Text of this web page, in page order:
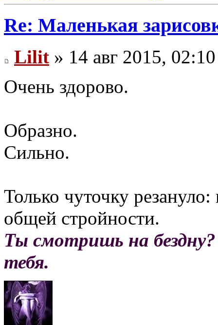
Re: Маленькая
Lilit » 14 авг 2015, 02:10
Очень здорово.
Образно.
Сильно.
Только чуточку
общей стройности.
Ты смотришь на
тебя.